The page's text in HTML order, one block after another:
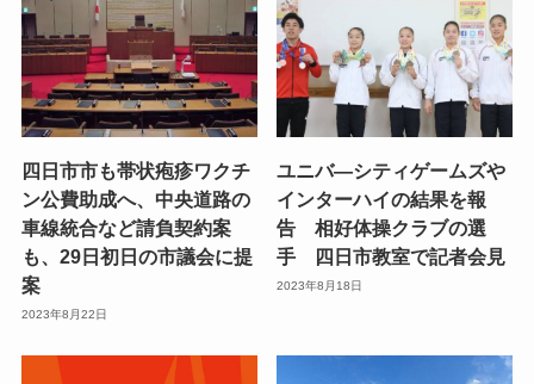
四日市市も帯状疱疹ワクチ
ン公費助成へ、中央道路の
車線統合など請負契約案
も、29日初日の市議会に提
案
2023年8月22日
ユニバ―シティゲームズや
インターハイの結果を報
告 相好体操クラブの選
手 四日市教室で記者会見
2023年8月18日